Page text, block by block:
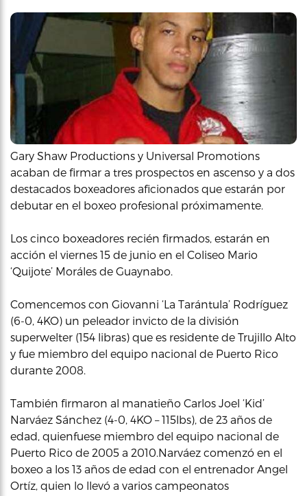
Gary Shaw Productions y Universal Promotions
acaban de firmar a tres prospectos en ascenso y a dos
destacados boxeadores aficionados que estarán por
debutar en el boxeo profesional próximamente.
Los cinco boxeadores recién firmados, estarán en
acción el viernes 15 de junio en el Coliseo Mario
‘Quijote’ Moráles de Guaynabo.
Comencemos con Giovanni ‘La Tarántula’ Rodríguez
(6-0, 4KO) un peleador invicto de la división
superwelter (154 libras) que es residente de Trujillo Alto
y fue miembro del equipo nacional de Puerto Rico
durante 2008.
También firmaron al manatieño Carlos Joel ‘Kid’
Narváez Sánchez (4-0, 4KO – 115lbs), de 23 años de
edad, quienfuese miembro del equipo nacional de
Puerto Rico de 2005 a 2010.Narváez comenzó en el
boxeo a los 13 años de edad con el entrenador Angel
Ortíz, quien lo llevó a varios campeonatos